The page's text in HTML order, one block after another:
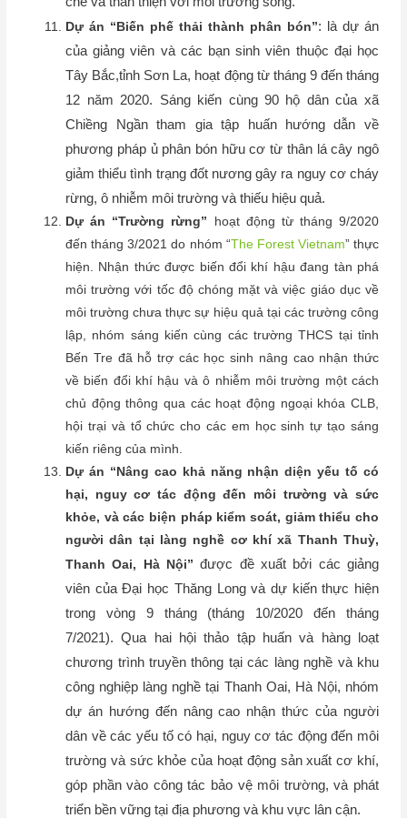
Dự án “Biến phế thải thành phân bón”: là dự án
của giảng viên và các bạn sinh viên thuộc đại học
Tây Bắc,tỉnh Sơn La, hoạt động từ tháng 9 đến tháng
12 năm 2020. Sáng kiến cùng 90 hộ dân của xã
Chiềng Ngần tham gia tập huấn hướng dẫn về
phương pháp ủ phân bón hữu cơ từ thân lá cây ngô
giảm thiểu tình trạng đốt nương gây ra nguy cơ cháy
rừng, ô nhiễm môi trường và thiếu hiệu quả.
Dự án “Trường rừng” hoạt động từ tháng 9/2020
đến tháng 3/2021 do nhóm “The Forest Vietnam” thực
hiện. Nhận thức được biến đổi khí hậu đang tàn phá
môi trường với tốc độ chóng mặt và việc giáo dục về
môi trường chưa thực sự hiệu quả tại các trường công
lập, nhóm sáng kiến cùng các trường THCS tại tỉnh
Bến Tre đã hỗ trợ các học sinh nâng cao nhận thức
về biến đổi khí hậu và ô nhiễm môi trường một cách
chủ động thông qua các hoạt động ngoại khóa CLB,
hội trại và tổ chức cho các em học sinh tự tạo sáng
kiến riêng của mình.
Dự án “Nâng cao khả năng nhận diện yếu tố có
hại, nguy cơ tác động đến môi trường và sức
khỏe, và các biện pháp kiểm soát, giảm thiểu cho
người dân tại làng nghề cơ khí xã Thanh Thuỳ,
Thanh Oai, Hà Nội” được đề xuất bởi các giảng
viên của Đại học Thăng Long và dự kiến thực hiện
trong vòng 9 tháng (tháng 10/2020 đến tháng
7/2021). Qua hai hội thảo tập huấn và hàng loạt
chương trình truyền thông tại các làng nghề và khu
công nghiệp làng nghề tại Thanh Oai, Hà Nội, nhóm
dự án hướng đến nâng cao nhận thức của người
dân về các yếu tố có hại, nguy cơ tác động đến môi
trường và sức khỏe của hoạt động sản xuất cơ khí,
góp phần vào công tác bảo vệ môi trường, và phát
triển bền vững tại địa phương và khu vực lân cận.